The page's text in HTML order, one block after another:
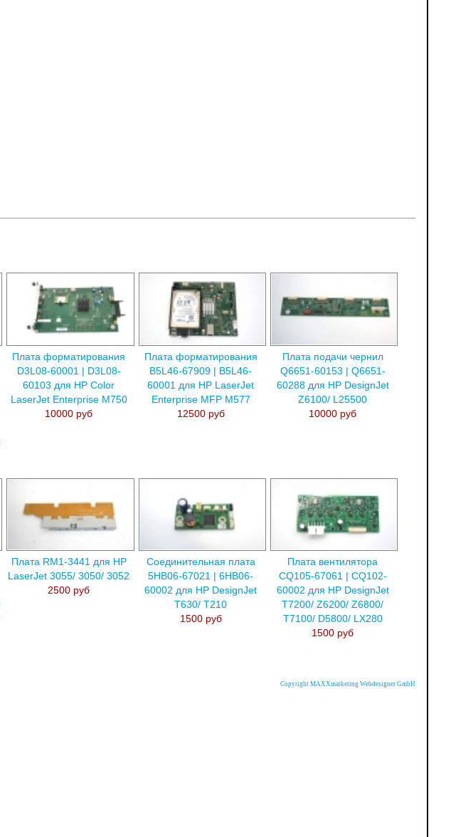
Плата форматирования
D3L08-60001 | D3L08-
60103 для HP Color
LaserJet Enterprise M750
10000 руб
Плата форматирования
B5L46-67909 | B5L46-
60001 для HP LaserJet
Enterprise MFP M577
12500 руб
Плата подачи чернил
Q6651-60153 | Q6651-
60288 для HP DesignJet
Z6100/ L25500
10000 руб
Плата RM1-3441 для HP
LaserJet 3055/ 3050/ 3052
2500 руб
Соединительная плата
5HB06-67021 | 6HB06-
60002 для HP DesignJet
T630/ T210
1500 руб
Плата вентилятора
CQ105-67061 | CQ102-
60002 для HP DesignJet
T7200/ Z6200/ Z6800/
T7100/ D5800/ LX280
1500 руб
Copyright MAXXmarketing Webdesigner GmbH